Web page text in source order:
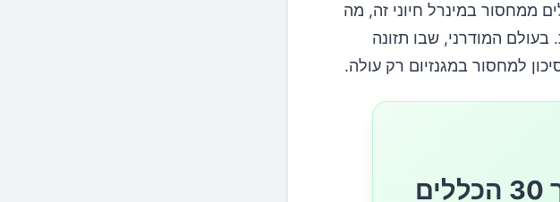
ממחסור במינרל חיוני זה, מה
בעולם המודרני, שבו תזונה
למחסור במגנזיום רק עולה.
🎁 קבלו חינם: מדריך 30 הכללים